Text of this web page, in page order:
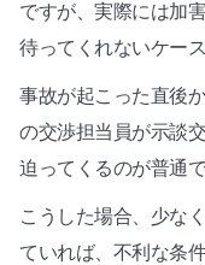
ですが、実際には加
待ってくれないケー
事故が起こった直後
の交渉担当員が示談
迫ってくるのが普通で
こうした場合、少な
ていれば、不利な条